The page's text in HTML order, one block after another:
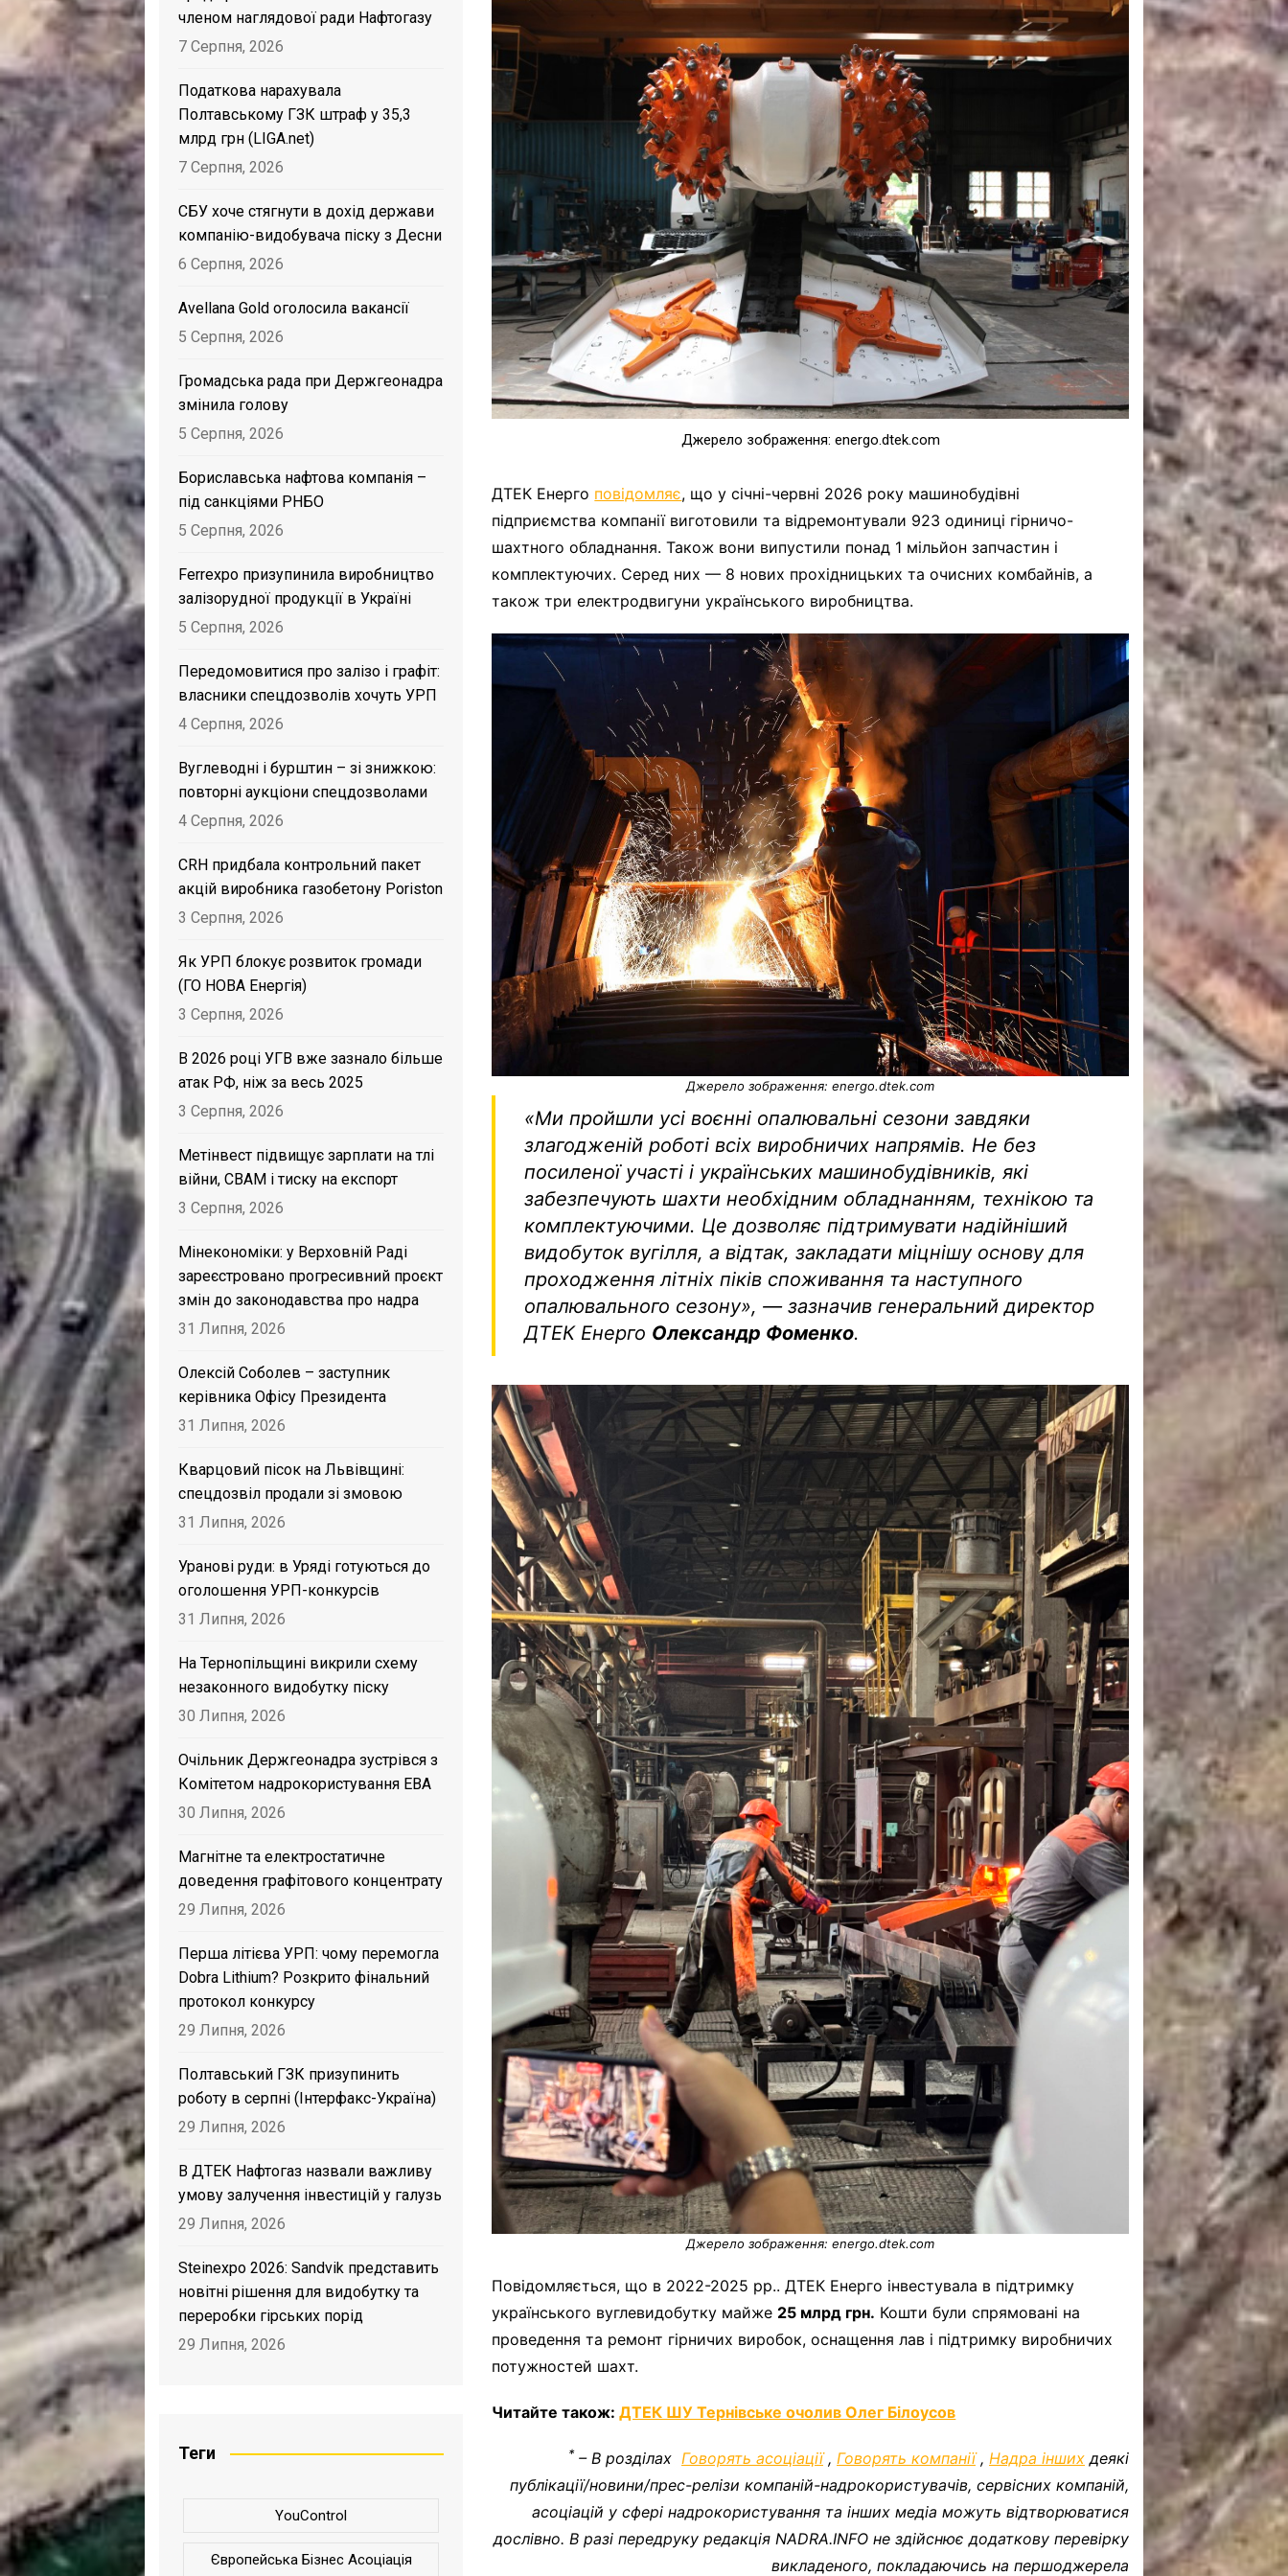
САНКЦІЙНІ НАДРА
БЛОГИ
ПРО ПРОЕКТ
Джерело зображення: energo.dtek.com
ДТЕК Енерго повідомляє, що у січні-червні 2026 року машинобудівні
підприємства компанії виготовили та відремонтували 923 одиниці гірничо-
шахтного обладнання. Також вони випустили понад 1 мільйон запчастин і
комплектуючих. Серед них — 8 нових прохідницьких та очисних комбайнів, а
також три електродвигуни українського виробництва.
Джерело зображення: energo.dtek.com
«Ми пройшли усі воєнні опалювальні сезони завдяки
злагодженій роботі всіх виробничих напрямів. Не без
посиленої участі і українських машинобудівників, які
забезпечують шахти необхідним обладнанням, технікою та
комплектуючими. Це дозволяє підтримувати надійніший
видобуток вугілля, а відтак, закладати міцнішу основу для
проходження літніх піків споживання та наступного
опалювального сезону», — зазначив генеральний директор
ДТЕК Енерго Олександр Фоменко.
Джерело зображення: energo.dtek.com
Повідомляється, що в 2022-2025 рр.. ДТЕК Енерго інвестувала в підтримку
українського вуглевидобутку майже 25 млрд грн. Кошти були спрямовані на
проведення та ремонт гірничих виробок, оснащення лав і підтримку виробничих
потужностей шахт.
Читайте також:ДТЕК ШУ Тернівське очолив Олег Білоусов
*– В розділах Говорять асоціації, Говорять компанії, Надра іншихдеякі
публікації/новини/прес-релізи компаній-надрокористувачів, сервісних компаній,
асоціацій у сфері надрокористування та інших медіа можуть відтворюватися
дослівно. В разі передруку редакція NADRA.INFO не здійснює додаткову перевірку
викладеного, покладаючись на першоджерела
членом наглядової ради Нафтогазу
7 Серпня, 2026
Податкова нарахувала
Полтавському ГЗК штраф у 35,3
млрд грн (LIGA.net)
7 Серпня, 2026
СБУ хоче стягнути в дохід держави
компанію-видобувача піску з Десни
6 Серпня, 2026
Avellana Gold оголосила вакансії
5 Серпня, 2026
Громадська рада при Держгеонадра
змінила голову
5 Серпня, 2026
Бориславська нафтова компанія –
під санкціями РНБО
5 Серпня, 2026
Ferrexpo призупинила виробництво
залізорудної продукції в Україні
5 Серпня, 2026
Передомовитися про залізо і графіт:
власники спецдозволів хочуть УРП
4 Серпня, 2026
Вуглеводні і бурштин – зі знижкою:
повторні аукціони спецдозволами
4 Серпня, 2026
CRH придбала контрольний пакет
акцій виробника газобетону Poriston
3 Серпня, 2026
Як УРП блокує розвиток громади
(ГО НОВА Енергія)
3 Серпня, 2026
В 2026 році УГВ вже зазнало більше
атак РФ, ніж за весь 2025
3 Серпня, 2026
Метінвест підвищує зарплати на тлі
війни, CBAM і тиску на експорт
3 Серпня, 2026
Мінекономіки: у Верховній Раді
зареєстровано прогресивний проєкт
змін до законодавства про надра
31 Липня, 2026
Олексій Соболев – заступник
керівника Офісу Президента
31 Липня, 2026
Кварцовий пісок на Львівщині:
спецдозвіл продали зі змовою
31 Липня, 2026
Уранові руди: в Уряді готуються до
оголошення УРП-конкурсів
31 Липня, 2026
На Тернопільщині викрили схему
незаконного видобутку піску
30 Липня, 2026
Очільник Держгеонадра зустрівся з
Комітетом надрокористування EBA
30 Липня, 2026
Магнітне та електростатичне
доведення графітового концентрату
29 Липня, 2026
Перша літієва УРП: чому перемогла
Dobra Lithium? Розкрито фінальний
протокол конкурсу
29 Липня, 2026
Полтавський ГЗК призупинить
роботу в серпні (Інтерфакс-Україна)
29 Липня, 2026
В ДТЕК Нафтогаз назвали важливу
умову залучення інвестицій у галузь
29 Липня, 2026
Steinexpo 2026: Sandvik представить
новітні рішення для видобутку та
переробки гірських порід
29 Липня, 2026
Теги
YouControl
Європейська Бізнес Асоціація